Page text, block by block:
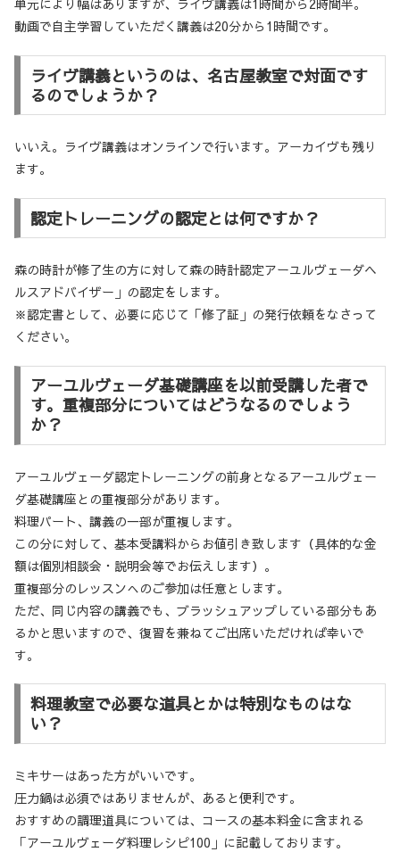
単元により幅はありますが、ライヴ講義は1時間から2時間半。
動画で自主学習していただく講義は20分から1時間です。
ライヴ講義というのは、名古屋教室で対面です
るのでしょうか？
いいえ。ライヴ講義はオンラインで行います。アーカイヴも残り
ます。
認定トレーニングの認定とは何ですか？
森の時計が修了生の方に対して森の時計認定アーユルヴェーダヘ
ルスアドバイザー」 の認定をします。
※認定書として、必要に応じて「修了証」の発行依頼をなさって
ください。
アーユルヴェーダ基礎講座を以前受講した者で
す。重複部分についてはどうなるのでしょう
か？
アーユルヴェーダ認定トレーニングの前身となるアーユルヴェー
ダ基礎講座との重複部分があります。
料理パート、講義の一部が重複します。
この分に対して、基本受講料からお値引き致します（具体的な金
額は個別相談会・説明会等でお伝えします）。
重複部分のレッスンへのご参加は任意とします。
ただ、同じ内容の講義でも、ブラッシュアップしている部分もあ
るかと思いますので、復習を兼ねてご出席いただければ幸いで
す。
料理教室で必要な道具とかは特別なものはな
い？
ミキサーはあった方がいいです。
圧力鍋は必須ではありませんが、あると便利です。
おすすめの調理道具については、コースの基本料金に含まれる
「アーユルヴェーダ料理レシピ100」に記載しております。